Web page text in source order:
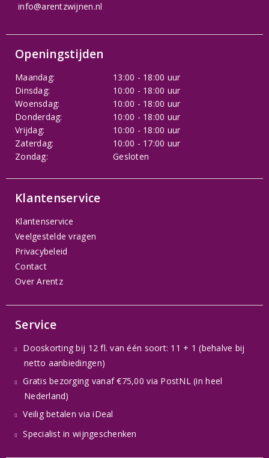
info@arentzwijnen.nl
Openingstijden
Maandag:
13:00 - 18:00 uur
Dinsdag:
10:00 - 18:00 uur
Woensdag:
10:00 - 18:00 uur
Donderdag:
10:00 - 18:00 uur
Vrijdag:
10:00 - 18:00 uur
Zaterdag:
10:00 - 17:00 uur
Zondag:
Gesloten
Klantenservice
Klantenservice
Veelgestelde vragen
Privacybeleid
Contact
Over Arentz
Service
Dooskorting bij 12 fl. van één soort: 11 + 1 (behalve bij
netto aanbiedingen)
Gratis bezorging vanaf €75,00 via PostNL (in heel
Nederland)
Veilig betalen via iDeal
Specialist in wijngeschenken